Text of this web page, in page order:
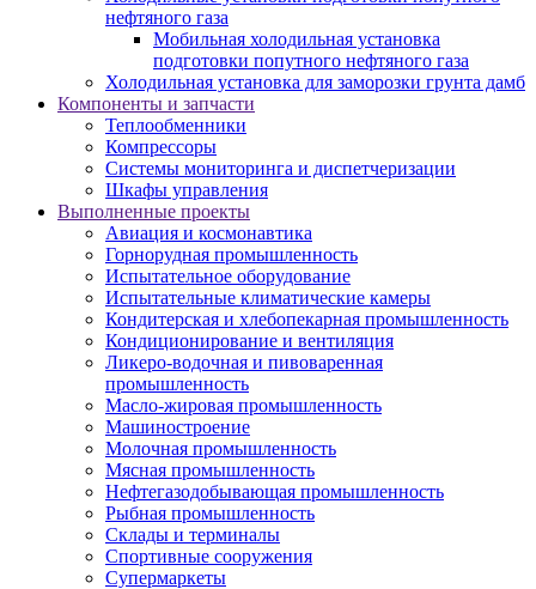
нефтяного газа
Мобильная холодильная установка
подготовки попутного нефтяного газа
Холодильная установка для заморозки грунта дамб
Компоненты и запчасти
Теплообменники
Компрессоры
Системы мониторинга и диспетчеризации
Шкафы управления
Выполненные проекты
Авиация и космонавтика
Горнорудная промышленность
Испытательное оборудование
Испытательные климатические камеры
Кондитерская и хлебопекарная промышленность
Кондиционирование и вентиляция
Ликеро-водочная и пивоваренная
промышленность
Масло-жировая промышленность
Машиностроение
Молочная промышленность
Мясная промышленность
Нефтегазодобывающая промышленность
Рыбная промышленность
Склады и терминалы
Спортивные сооружения
Супермаркеты